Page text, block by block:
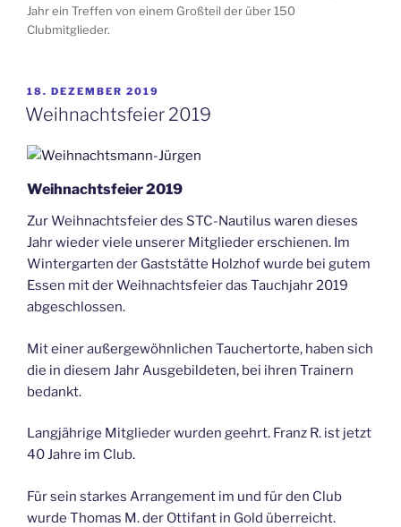
Jahr ein Treffen von einem Großteil der über 150
Clubmitglieder.
VERÖFFENTLICHT
AM
18. DEZEMBER 2019
Weihnachtsfeier 2019
Weihnachtsfeier 2019
Zur Weihnachtsfeier des STC-Nautilus waren dieses
Jahr wieder viele unserer Mitglieder erschienen. Im
Wintergarten der Gaststätte Holzhof wurde bei gutem
Essen mit der Weihnachtsfeier das Tauchjahr 2019
abgeschlossen.
Mit einer außergewöhnlichen Tauchertorte, haben sich
die in diesem Jahr Ausgebildeten, bei ihren Trainern
bedankt.
Langjährige Mitglieder wurden geehrt. Franz R. ist jetzt
40 Jahre im Club.
Für sein starkes Arrangement im und für den Club
wurde Thomas M. der Ottifant in Gold überreicht.